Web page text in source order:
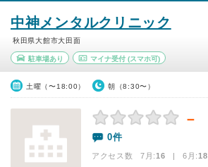
中神メンタルクリニック
秋田県大館市大田面
駐車場あり マイナ受付(スマホ可)
土曜（〜18:00） 朝（8:30〜）
－
0件
アクセス数 7月:16 | 6月:18